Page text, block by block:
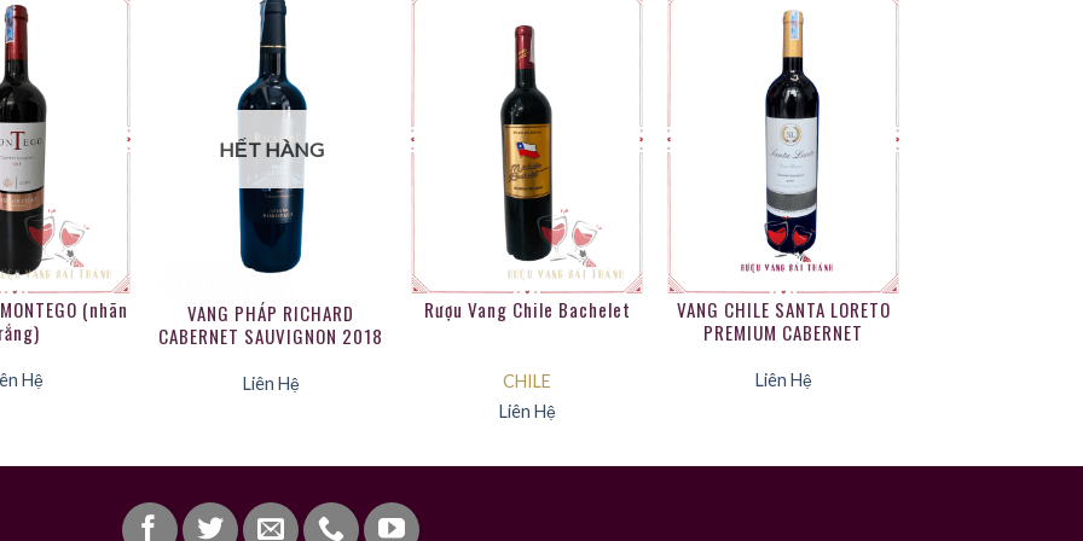
(nhãn
Hệ
HẾT HÀNG
VANG PHÁP RICHARD
CABERNET SAUVIGNON 2018
Liên Hệ
Rượu Vang Chile Bachelet
CHILE
Liên Hệ
VANG CHILE SANTA LORETO
PREMIUM CABERNET
Liên Hệ